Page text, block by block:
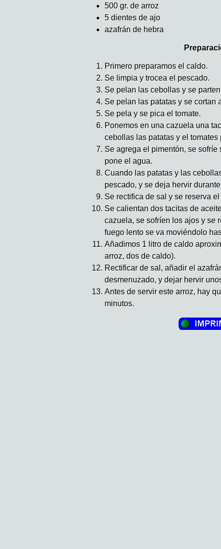
500 gr. de arroz
5 dientes de ajo
azafrán de hebra
Primero preparamos el caldo.
Se limpia y trocea el pescado.
Se pelan las cebollas y se
Se pelan las patatas y se cortan
Se pela y se pica el tomate.
Ponemos en una cazuela una
cebollas las patatas y el tomates
Se agrega el pimentón, se
pone el agua.
Cuando las patatas y las
pescado, y se deja hervir
Se rectifica de sal y se reserva
Se calientan dos tacitas de
cazuela, se sofríen los ajos y se
fuego lento se va moviéndolo
Añadimos 1 litro de caldo
arroz, dos de caldo).
Rectificar de sal, añadir el
desmenuzado, y dejar hervir
Antes de servir este arroz, hay
minutos.